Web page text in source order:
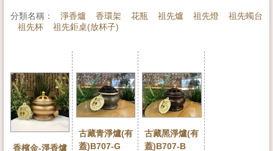
分類名稱： 淨香爐 香環架 花瓶 祖先爐 祖先燈
祖先蠋台
祖先杯
祖先鉅桌(放杯子)
香檳金-淨香爐
古藏青淨爐(有
蓋)B707-G
古藏黑淨爐(有
蓋)B707-B